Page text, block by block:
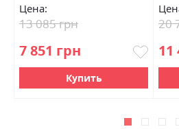
Цена:
7 851 грн
13 085 грн
Купить
11
20